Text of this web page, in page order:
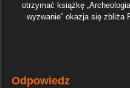
otrzymać książkę
wyzwanie” okazja się zbliża
Odpowiedz